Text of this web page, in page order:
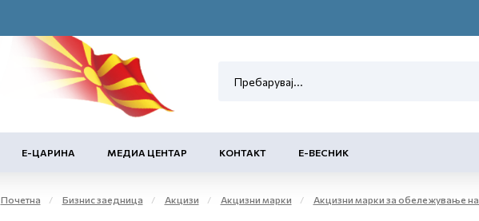
Е-ЦАРИНА МЕДИА ЦЕНТАР КОНТАКТ Е-ВЕСНИК
Почетна Бизнис заедница Акцизи Акцизни марки Акцизни марки за обележување на жестоки алкохолни производи и меѓупроизводи